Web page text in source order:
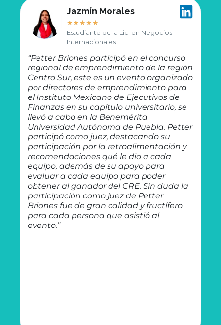
Jazmín Morales
★★★★★
Estudiante de la Lic. en Negocios
Internacionales
“Petter Briones participó en el concurso
regional de emprendimiento de la región
Centro Sur, este es un evento organizado
por directores de emprendimiento para
el Instituto Mexicano de Ejecutivos de
Finanzas en su capítulo universitario, se
llevó a cabo en la Benemérita
Universidad Autónoma de Puebla. Petter
participó como juez, destacando su
participación por la retroalimentación y
recomendaciones qué le dio a cada
equipo, además de su apoyo para
evaluar a cada equipo para poder
obtener al ganador del CRE. Sin duda la
participación como juez de Petter
Briones fue de gran calidad y fructífero
para cada persona que asistió al
evento.”